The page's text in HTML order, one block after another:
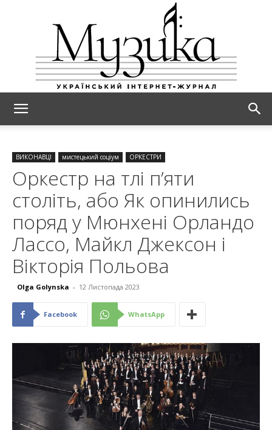
ВИКОНАВЦІ мистецький соціум ОРКЕСТРИ
Оркестр на тлі п’яти
століть, або Як опинились
поряд у Мюнхені Орландо
Лассо, Майкл Джексон і
Вікторія Польова
Olga Golynska - 12 Листопада 2023
Facebook WhatsApp